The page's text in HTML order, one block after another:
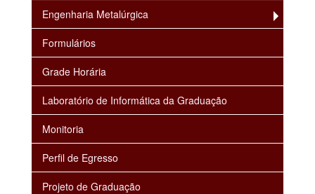
Engenharia Metalúrgica
Formulários
Grade Horária
Laboratório de Informática da Graduação
Monitoria
Perfil de Egresso
Projeto de Graduação